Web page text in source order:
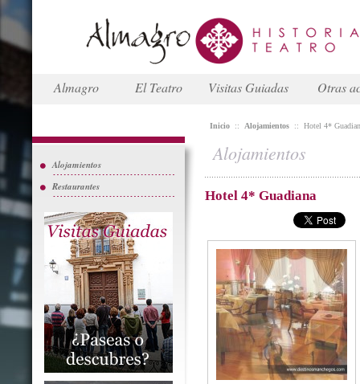
Almagro El Teatro Visitas Guiadas Otras
Alojamientos
Restaurantes
Inicio :: Alojamientos :: Hotel 4*
Alojamientos
Hotel 4* Guadiana